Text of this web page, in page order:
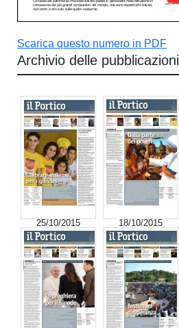
Scarica questo numero in PDF
Archivio delle pubblicazioni
25/10/2015 18/10/2015